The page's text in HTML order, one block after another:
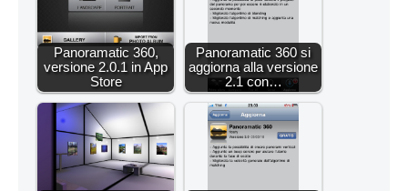
Panoramatic 360,
versione 2.0.1 in App
Store
Panoramatic 360 si
aggiorna alla versione
2.1 con…